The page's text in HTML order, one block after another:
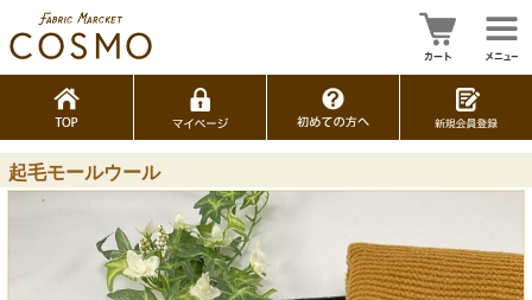
起毛モールウール